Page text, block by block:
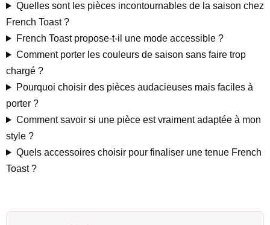
Quelles sont les pièces incontournables de la saison chez
French Toast ?
French Toast propose-t-il une mode accessible ?
Comment porter les couleurs de saison sans faire trop
chargé ?
Pourquoi choisir des pièces audacieuses mais faciles à
porter ?
Comment savoir si une pièce est vraiment adaptée à mon
style ?
Quels accessoires choisir pour finaliser une tenue French
Toast ?